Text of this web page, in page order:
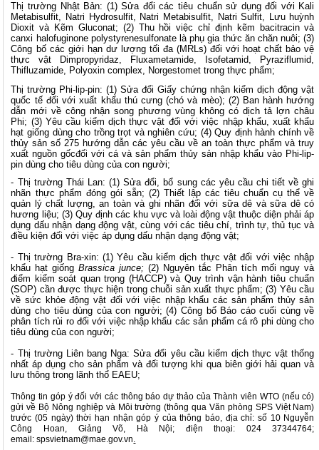
Thị trường Nhật Bản: (1) Sửa đổi các tiêu chuẩn sử dụng đối với Kali
Metabisulfit, Natri Hydrosulfit, Natri Metabisulfit, Natri Sulfit, Lưu huỳnh
Dioxit và Kẽm Gluconat; (2) Thu hồi việc chỉ định kẽm bacitracin và
canxi halofuginone polystyrenesulfonate là phụ gia thức ăn chăn nuôi; (3)
Công bố các giới hạn dư lượng tối đa (MRLs) đối với hoạt chất bảo vệ
thực vật Dimpropyridaz, Fluxametamide, Isofetamid, Pyraziflumid,
Thifluzamide, Polyoxin complex, Norgestomet trong thực phẩm;
Thị trường Phi-lip-pin: (1) Sửa đổi Giấy chứng nhận kiểm dịch động vật
quốc tế đối với xuất khẩu thú cưng (chó và mèo); (2) Ban hành hướng
dẫn mới về công nhận song phương vùng không có dịch tả lợn châu
Phi; (3) Yêu cầu kiểm dịch thực vật đối với việc nhập khẩu, xuất khẩu
hạt giống dùng cho trồng trọt và nghiên cứu; (4) Quy định hành chính về
thủy sản số 275 hướng dẫn các yêu cầu về an toàn thực phẩm và truy
xuất nguồn gốcđối với cá và sản phẩm thủy sản nhập khẩu vào Phi-lip-
pin dùng cho tiêu dùng của con người;
- Thị trường Thái Lan: (1) Sửa đổi, bổ sung các yêu cầu chi tiết về ghi
nhãn thực phẩm đóng gói sẵn; (2) Thiết lập các tiêu chuẩn cụ thể về
quản lý chất lượng, an toàn và ghi nhãn đối với sữa dê và sữa dê có
hương liệu; (3) Quy định các khu vực và loài động vật thuộc diện phải áp
dụng dấu nhận dạng động vật, cùng với các tiêu chí, trình tự, thủ tục và
điều kiện đối với việc áp dụng dấu nhận dạng động vật;
- Thị trường Bra-xin: (1) Yêu cầu kiểm dịch thực vật đối với việc nhập
khẩu hạt giốngBrassica junce;(2) Nguyên tắc Phân tích mối nguy và
điểm kiểm soát quan trọng (HACCP) và Quy trình vận hành tiêu chuẩn
(SOP) cần được thực hiện trong chuỗi sản xuất thực phẩm; (3) Yêu cầu
về sức khỏe động vật đối với việc nhập khẩu các sản phẩm thủy sản
dùng cho tiêu dùng của con người; (4) Công bố Báo cáo cuối cùng về
phân tích rủi ro đối với việc nhập khẩu các sản phẩm cá rô phi dùng cho
tiêu dùng của con người;
- Thị trường Liên bang Nga: Sửa đổi yêu cầu kiểm dịch thực vật thống
nhất áp dụng cho sản phẩm và đối tượng khi qua biên giới hải quan và
lưu thông trong lãnh thổ EAEU;
Thông tin góp ý đối với các thông báo dự thảo của Thành viên WTO (nếu có)
gửi về Bộ Nông nghiệp và Môi trường (thông qua Văn phòng SPS Việt Nam)
trước (05 ngày) thời hạn nhận góp ý của thông báo, địa chỉ: số 10 Nguyễn
Công Hoan, Giảng Võ, Hà Nội; điện thoại: 024 37344764;
email:spsvietnam@mae.gov.vn.